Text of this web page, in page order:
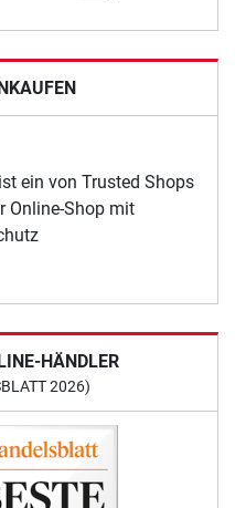
ein von Trusted Shops
Online-Shop mit
HÄNDLER
2026)